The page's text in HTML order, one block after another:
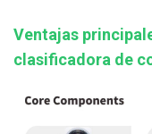
Ventajas
clasificadora de